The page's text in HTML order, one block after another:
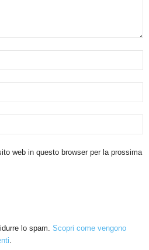
web in questo browser per la prossima
lo spam. Scopri come vengono
.